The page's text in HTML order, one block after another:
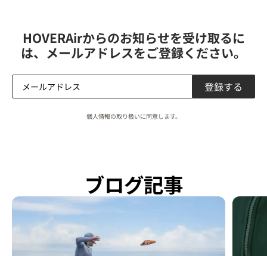
HOVERAirからのお知らせを受け取るに
は、メールアドレスをご登録ください。
登録する
個人情報の取り扱いに同意します。
ブログ記事